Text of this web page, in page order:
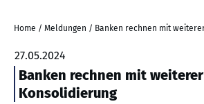
Home / Meldungen /
27.05.2024
Banken rechnen mit weiterer
Konsolidierung